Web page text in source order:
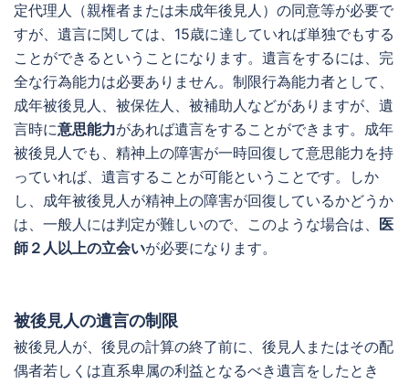
定代理人（親権者または未成年後見人）の同意等が必要で
すが、遺言に関しては、15歳に達していれば単独でもする
ことができるということになります。遺言をするには、完
全な行為能力は必要ありません。制限行為能力者として、
成年被後見人、被保佐人、被補助人などがありますが、遺
言時に意思能力があれば遺言をすることができます。成年
被後見人でも、精神上の障害が一時回復して意思能力を持
っていれば、遺言することが可能ということです。しか
し、成年被後見人が精神上の障害が回復しているかどうか
は、一般人には判定が難しいので、このような場合は、 医
師２人以上の立会いが必要になります。
被後見人の遺言の制限
被後見人が、後見の計算の終了前に、後見人またはその配
偶者若しくは直系卑属の利益となるべき遺言をしたとき